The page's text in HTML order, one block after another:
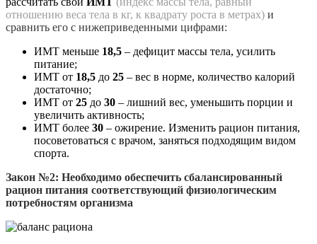
отношению веса тела в кг, к квадрату роста в метрах) и
сравнить его с нижеприведенными цифрами:
ИМТ меньше 18,5 – дефицит массы тела, усилить
питание;
ИМТ от 18,5 до 25 – вес в норме, количество калорий
достаточно;
ИМТ от 25 до 30 – лишний вес, уменьшить порции и
увеличить активность;
ИМТ более 30 – ожирение. Изменить рацион питания,
посоветоваться с врачом, заняться подходящим видом
спорта.
Закон №2: Необходимо обеспечить сбалансированный
рацион питания соответствующий физиологическим
потребностям организма